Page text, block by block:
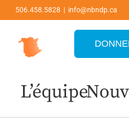
to
content
506.458.5828 | info@nbndp.ca
L’équipe